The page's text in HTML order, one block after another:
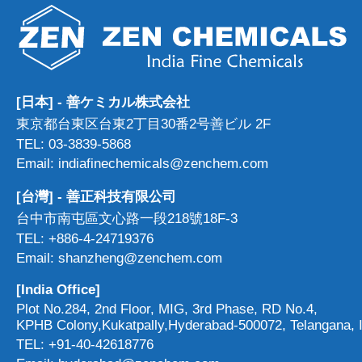
[日本] - 善ケミカル株式会社
東京都台東区台東2丁目30番2号善ビル 2F
TEL: 03-3839-5868
Email: indiafinechemicals@zenchem.com
[台灣] - 善正科技有限公司
台中市南屯區文心路一段218號18F-3
TEL: +886-4-24719376
Email: shanzheng@zenchem.com
[India Office]
Plot No.284, 2nd Floor, MIG, 3rd Phase, RD No.4,
KPHB Colony,Kukatpally,Hyderabad-500072, Telangana,
TEL: +91-40-42618776